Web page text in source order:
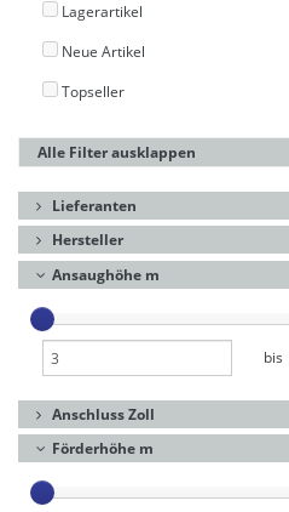
Lagerartikel
Neue Artikel
Topseller
Alle Filter ausklappen
Lieferanten
Hersteller
Ansaughöhe m
bis
Anschluss Zoll
Förderhöhe m